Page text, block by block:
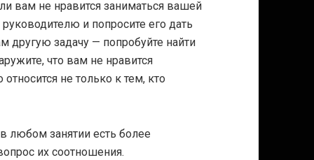
вам не нравится заниматься вашей
и попросите его дать
другую задачу — попробуйте найти
что вам не нравится
не только к тем, кто
любом занятии есть более
их соотношения.